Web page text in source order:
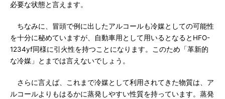
必要な状態と言えます。
ちなみに、冒頭で例に出したアルコールも冷媒としての可能性
を十分に秘めていますが、自動車用として用いるとなるとHFO-
1234yf同様に引火性を持つことになります。このため「革新的
な冷媒」とまでは言えないでしょう。
さらに言えば、これまで冷媒として利用されてきた物質は、ア
ルコールよりもはるかに蒸発しやすい性質を持っています。蒸発